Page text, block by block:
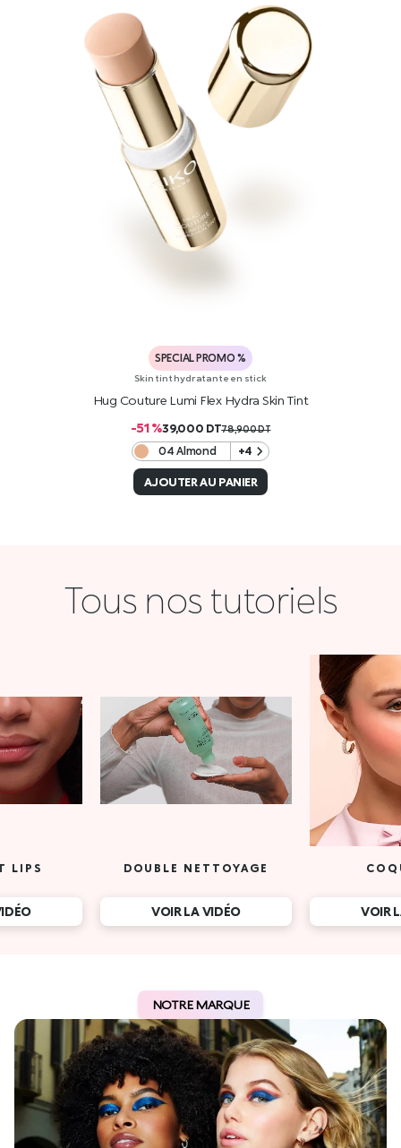
SPECIAL PROMO %
Skin tint hydratante en stick
Hug Couture Lumi Flex Hydra Skin Tint
-51 %39,000 DT78,900DT
04 Almond +4
AJOUTER AU PANIER
Tous nos tutoriels
LIPS DOUBLE NETTOYAGE
VOIR LA VIDÉO VOIR
NOTRE MARQUE